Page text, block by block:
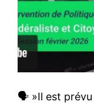
🗣 »Il est prévu